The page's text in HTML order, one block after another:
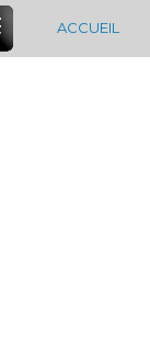
ACCUEIL